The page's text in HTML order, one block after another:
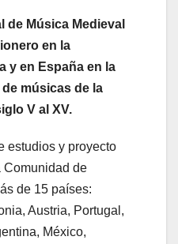
de Música Medieval
en la
y en España en la
músicas de la
V al XV.
estudios y proyecto
Comunidad de
de 15 países:
Austria, Portugal,
México,